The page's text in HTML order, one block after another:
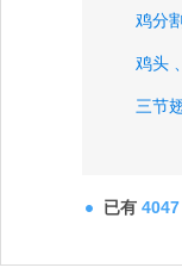
鸡分
鸡头 、
三节
已有 4047